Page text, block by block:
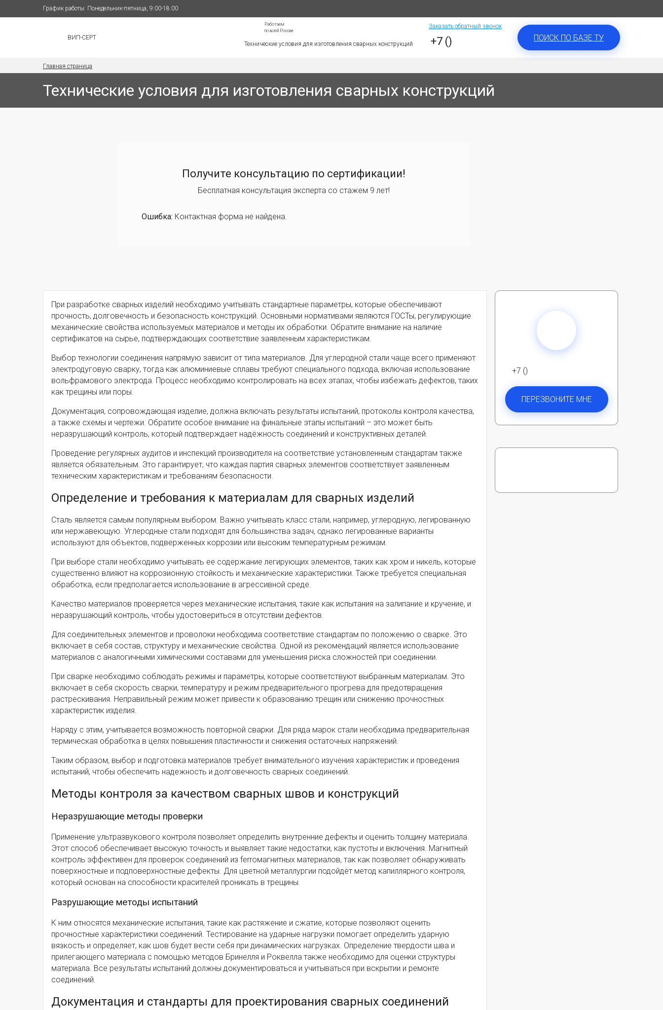
График работы: Понедельник-пятница, 9:00-18:00
ВИП-СЕРТ
Работаем
по всей России
Технические условия для изготовления сварных конструкций
Заказать обратный звонок
+7 () ПОИСК ПО БАЗЕ ТУ
Главная страница
Технические условия для изготовления сварных конструкций
Получите консультацию по сертификации!
Бесплатная консультация эксперта со стажем 9 лет!
Ошибка: Контактная форма не найдена.
При разработке сварных изделий необходимо учитывать стандартные параметры, которые обеспечивают
прочность, долговечность и безопасность конструкций. Основными нормативами являются ГОСТы, регулирующие
механические свойства используемых материалов и методы их обработки. Обратите внимание на наличие
сертификатов на сырье, подтверждающих соответствие заявленным характеристикам.
Выбор технологии соединения напрямую зависит от типа материалов. Для углеродной стали чаще всего применяют
электродуговую сварку, тогда как алюминиевые сплавы требуют специального подхода, включая использование
вольфрамового электрода. Процесс необходимо контролировать на всех этапах, чтобы избежать дефектов, таких
как трещины или поры.
Документация, сопровождающая изделие, должна включать результаты испытаний, протоколы контроля качества,
а также схемы и чертежи. Обратите особое внимание на финальные этапы испытаний – это может быть
неразрушающий контроль, который подтверждает надёжность соединений и конструктивных деталей.
Проведение регулярных аудитов и инспекций производителя на соответствие установленным стандартам также
является обязательным. Это гарантирует, что каждая партия сварных элементов соответствует заявленным
техническим характеристикам и требованиям безопасности.
Определение и требования к материалам для сварных изделий
Сталь является самым популярным выбором. Важно учитывать класс стали, например, углеродную, легированную
или нержавеющую. Углеродные стали подходят для большинства задач, однако легированные варианты
используют для объектов, подверженных коррозии или высоким температурным режимам.
При выборе стали необходимо учитывать ее содержание легирующих элементов, таких как хром и никель, которые
существенно влияют на коррозионную стойкость и механические характеристики. Также требуется специальная
обработка, если предполагается использование в агрессивной среде.
Качество материалов проверяется через механические испытания, такие как испытания на залипание и кручение, и
неразрушающий контроль, чтобы удостовериться в отсутствии дефектов.
Для соединительных элементов и проволоки необходима соответствие стандартам по положению о сварке. Это
включает в себя состав, структуру и механические свойства. Одной из рекомендаций является использование
материалов с аналогичными химическими составами для уменьшения риска сложностей при соединении.
При сварке необходимо соблюдать режимы и параметры, которые соответствуют выбранным материалам. Это
включает в себя скорость сварки, температуру и режим предварительного прогрева для предотвращения
растрескивания. Неправильный режим может привести к образованию трещин или снижению прочностных
характеристик изделия.
Наряду с этим, учитывается возможность повторной сварки. Для ряда марок стали необходима предварительная
термическая обработка в целях повышения пластичности и снижения остаточных напряжений.
Таким образом, выбор и подготовка материалов требует внимательного изучения характеристик и проведения
испытаний, чтобы обеспечить надежность и долговечность сварных соединений.
Методы контроля за качеством сварных швов и конструкций
Неразрушающие методы проверки
Применение ультразвукового контроля позволяет определить внутренние дефекты и оценить толщину материала.
Этот способ обеспечивает высокую точность и выявляет такие недостатки, как пустоты и включения. Магнитный
контроль эффективен для проверок соединений из ferroмагнитных материалов, так как позволяет обнаруживать
поверхностные и подповерхностные дефекты. Для цветной металлургии подойдёт метод капиллярного контроля,
который основан на способности красителей проникать в трещины.
Разрушающие методы испытаний
К ним относятся механические испытания, такие как растяжение и сжатие, которые позволяют оценить
прочностные характеристики соединений. Тестирование на ударные нагрузки помогает определить ударную
вязкость и определяет, как шов будет вести себя при динамических нагрузках. Определение твердости шва и
прилегающего материала с помощью методов Бринелля и Роквелла также необходимо для оценки структуры
материала. Все результаты испытаний должны документироваться и учитываться при вскрытии и ремонте
соединений.
Документация и стандарты для проектирования сварных соединений
+7 ()
ПЕРЕЗВОНИТЕ МНЕ